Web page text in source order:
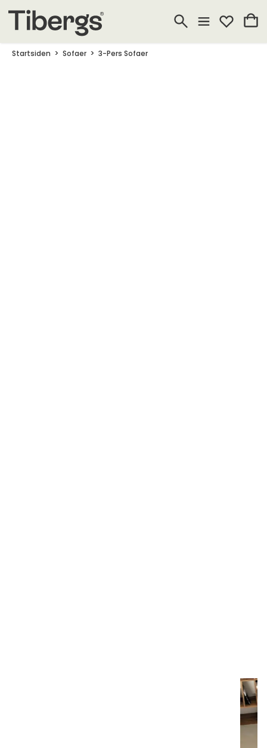
Startsiden Sofaer 3-Pers Sofaer